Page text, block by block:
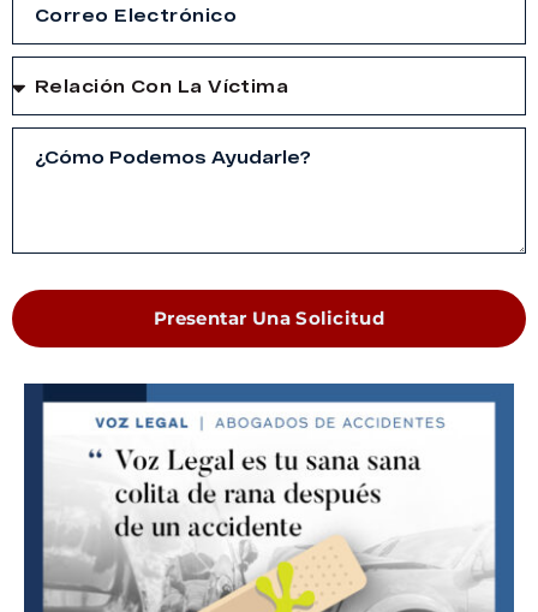
Presentar Una Solicitud